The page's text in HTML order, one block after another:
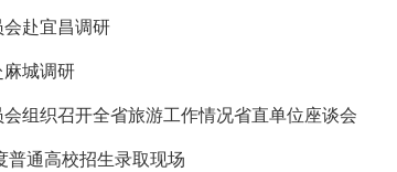
赴宜昌调研
麻城调研
组织召开全省旅游工作情况省直单位座谈会
普通高校招生录取现场